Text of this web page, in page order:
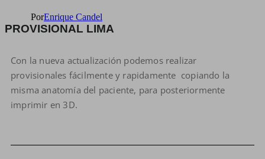
PorEnrique Candel
PROVISIONAL LIMA
Con la nueva actualización podemos realizar
provisionales fácilmente y rapidamente copiando la
misma anatomía del paciente, para posteriormente
imprimir en 3D.